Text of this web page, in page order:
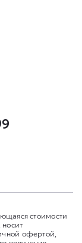
стоимости
офертой,